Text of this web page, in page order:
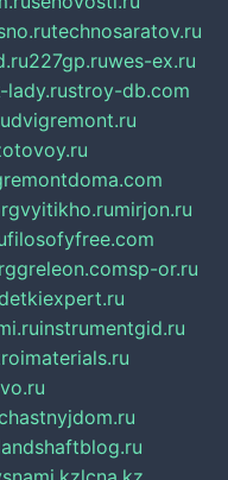
technosaratov.ru
227gp.ruwes-ex.ru
lady.rustroy-db.com
dvigremont.ru
remontdoma.com
vyitikho.rumirjon.ru
filosofyfree.com
greleon.comsp-or.ru
instrumentgid.ru